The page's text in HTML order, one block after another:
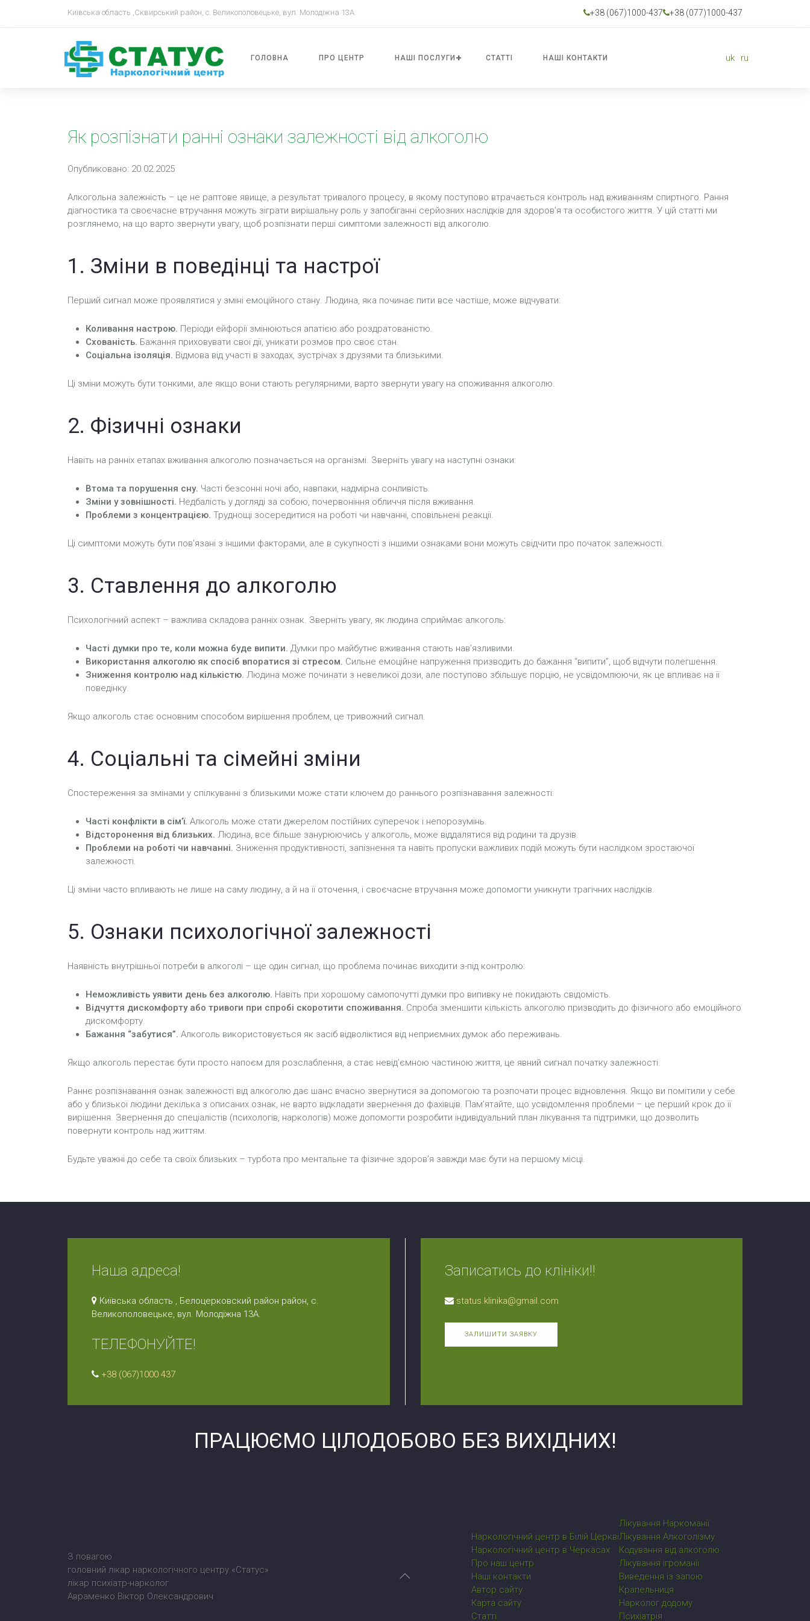
Київська область ,Сквирський район, с. Великополовецьке, вул. Молодіжна 13А. +38 (067)1000-437 +38 (077)1000-437
ГОЛОВНА ПРО ЦЕНТР НАШI ПОСЛУГИ СТАТТІ НАШІ КОНТАКТИ uk ru
Як розпізнати ранні ознаки залежності від алкоголю
Опубликовано: 20.02.2025
Алкогольна залежність – це не раптове явище, а результат тривалого процесу, в якому поступово втрачається контроль над вживанням спиртного. Рання
діагностика та своєчасне втручання можуть зіграти вирішальну роль у запобіганні серйозних наслідків для здоров’я та особистого життя. У цій статті ми
розглянемо, на що варто звернути увагу, щоб розпізнати перші симптоми залежності від алкоголю.
1. Зміни в поведінці та настрої
Перший сигнал може проявлятися у зміні емоційного стану. Людина, яка починає пити все частіше, може відчувати:
Коливання настрою. Періоди ейфорії змінюються апатією або роздратованістю.
Схованість. Бажання приховувати свої дії, уникати розмов про своє стан.
Соціальна ізоляція. Відмова від участі в заходах, зустрічах з друзями та близькими.
Ці зміни можуть бути тонкими, але якщо вони стають регулярними, варто звернути увагу на споживання алкоголю.
2. Фізичні ознаки
Навіть на ранніх етапах вживання алкоголю позначається на організмі. Зверніть увагу на наступні ознаки:
Втома та порушення сну. Часті безсонні ночі або, навпаки, надмірна сонливість.
Зміни у зовнішності. Недбалість у догляді за собою, почервоніння обличчя після вживання.
Проблеми з концентрацією. Труднощі зосередитися на роботі чи навчанні, сповільнені реакції.
Ці симптоми можуть бути пов’язані з іншими факторами, але в сукупності з іншими ознаками вони можуть свідчити про початок залежності.
3. Ставлення до алкоголю
Психологічний аспект – важлива складова ранніх ознак. Зверніть увагу, як людина сприймає алкоголь:
Часті думки про те, коли можна буде випити. Думки про майбутнє вживання стають нав’язливими.
Використання алкоголю як спосіб впоратися зі стресом. Сильне емоційне напруження призводить до бажання “випити”, щоб відчути полегшення.
Зниження контролю над кількістю. Людина може починати з невеликої дози, але поступово збільшує порцію, не усвідомлюючи, як це впливає на її
поведінку.
Якщо алкоголь стає основним способом вирішення проблем, це тривожний сигнал.
4. Соціальні та сімейні зміни
Спостереження за змінами у спілкуванні з близькими може стати ключем до раннього розпізнавання залежності:
Часті конфлікти в сім’ї. Алкоголь може стати джерелом постійних суперечок і непорозумінь.
Відсторонення від близьких. Людина, все більше занурюючись у алкоголь, може віддалятися від родини та друзів.
Проблеми на роботі чи навчанні. Зниження продуктивності, запізнення та навіть пропуски важливих подій можуть бути наслідком зростаючої
залежності.
Ці зміни часто впливають не лише на саму людину, а й на її оточення, і своєчасне втручання може допомогти уникнути трагічних наслідків.
5. Ознаки психологічної залежності
Наявність внутрішньої потреби в алкоголі – ще один сигнал, що проблема починає виходити з-під контролю:
Неможливість уявити день без алкоголю. Навіть при хорошому самопочутті думки про випивку не покидають свідомість.
Відчуття дискомфорту або тривоги при спробі скоротити споживання. Спроба зменшити кількість алкоголю призводить до фізичного або емоційного
дискомфорту.
Бажання “забутися”. Алкоголь використовується як засіб відволіктися від неприємних думок або переживань.
Якщо алкоголь перестає бути просто напоєм для розслаблення, а стає невід’ємною частиною життя, це явний сигнал початку залежності.
Раннє розпізнавання ознак залежності від алкоголю дає шанс вчасно звернутися за допомогою та розпочати процес відновлення. Якщо ви помітили у себе
або у близької людини декілька з описаних ознак, не варто відкладати звернення до фахівців. Пам’ятайте, що усвідомлення проблеми – це перший крок до її
вирішення. Звернення до спеціалістів (психологів, наркологів) може допомогти розробити індивідуальний план лікування та підтримки, що дозволить
повернути контроль над життям.
Будьте уважні до себе та своїх близьких – турбота про ментальне та фізичне здоров’я завжди має бути на першому місці.
Наша адреса!
Київська область , Белоцерковский район район, с.
Великополовецьке, вул. Молодіжна 13А.
ТЕЛЕФОНУЙТЕ!
+38 (067)1000 437
Записатись до клініки!!
status.klinika@gmail.com
ЗАЛИШИТИ ЗАЯВКУ
ПРАЦЮЄМО ЦІЛОДОБОВО БЕЗ ВИХІДНИХ!
З повагою
головний лікар наркологічного центру «Статус»
лікар психіатр-нарколог
Авраменко Віктор Олександрович
Наркологічний центр в Білій Церкві
Наркологічний центр в Черкасах
Про наш центр
Наші контакти
Автор сайту
Карта сайту
Статті
Лікування Наркоманії
Лікування Алкоголізму
Кодування від алкоголю
Лікування ігроманії
Виведення із запою
Крапельниця
Нарколог додому
Психіатрія